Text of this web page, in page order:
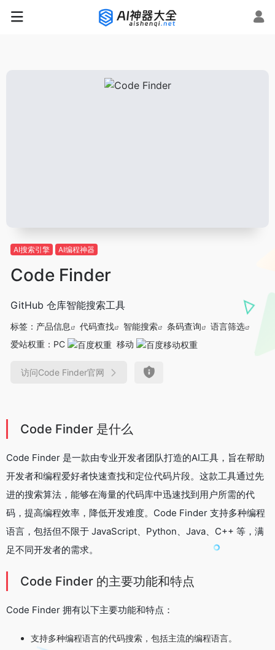
AI搜索引擎 AI编程神器
Code Finder
GitHub 仓库智能搜索工具
标签： 产品信息 代码查找 智能搜索 条码查询
语言筛选
爱站权重： PC 移动
访问Code Finder官网
Code Finder 是什么
Code Finder 是一款由专业开发者团队打造的AI工具，旨在帮助
开发者和编程爱好者快速查找和定位代码片段。这款工具通过先
进的搜索算法，能够在海量的代码库中迅速找到用户所需的代
码，提高编程效率，降低开发难度。Code Finder 支持多种编程
语言，包括但不限于 JavaScript、Python、Java、C++ 等，满
足不同开发者的需求。
Code Finder 的主要功能和特点
Code Finder 拥有以下主要功能和特点：
支持多种编程语言的代码搜索，包括主流的编程语言。